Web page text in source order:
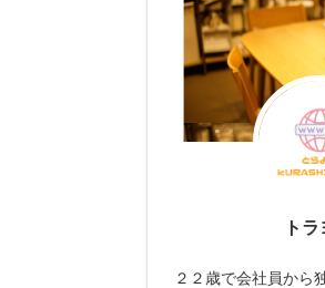
ト
２２歳で会社員から